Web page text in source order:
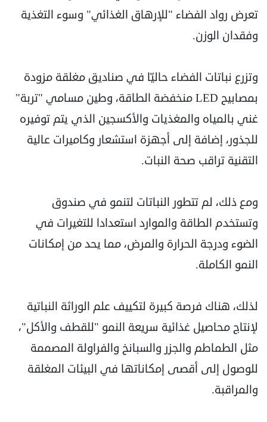
‏تعرض رواد الفضاء "للإرهاق الغذائي" وسوء التغذية
وفقدان الوزن.‏
وتزرع نباتات الفضاء حاليّا في صناديق مغلقة مزودة
بمصابيح ‏LED‏ منخفضة الطاقة، وطين مسامي ‏‏"تربة"
غني بالمياه والمغذيات والأكسجين الذي يتم توفيره
للجذور، إضافة إلى أجهزة استشعار وكاميرات ‏عالية
التقنية تراقب صحة النبات.
ومع ذلك، لم تتطور النباتات لتنمو في صندوق
وتستخدم الطاقة والموارد ‏استعدادا للتغيرات في
الضوء ودرجة الحرارة والمرض، مما يحد من إمكانات
النمو الكاملة.‏
لذلك، هناك فرصة كبيرة لتكييف علم الوراثة النباتية
لإنتاج محاصيل غذائية سريعة النمو "للقطف والأكل"،
‏مثل الطماطم والجزر والسبانخ والفراولة المصممة
للوصول إلى أقصى إمكاناتها في البيئات المغلقة
‏والمراقبة.‏